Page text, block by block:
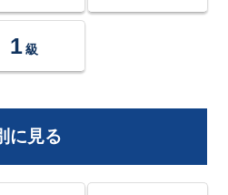
1 級
に見る